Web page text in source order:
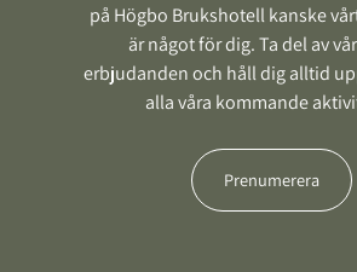
på Högbo Brukshotell kanske
är något för dig. Ta del av
erbjudanden och håll dig alltid
alla våra kommande
Prenumerera